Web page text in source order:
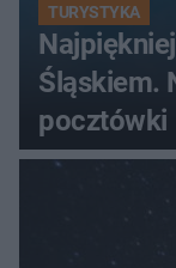
TURYSTYKA
Śląskiem.
pocztówki